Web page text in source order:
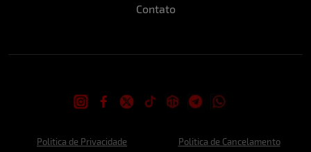
Contato
Politica de Privacidade Politica de Cancelamento